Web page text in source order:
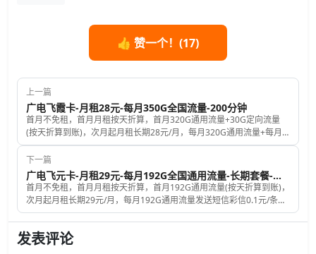
👍 赞一个！(17)
上一篇
广电飞霞卡-月租28元-每月350G全国流量-200分钟
首月不免租，首月月租按天折算，首月320G通用流量+30G定向流量
(按天折算到账)，次月起月租长期28元/月，每月320G通用流量+每月
30G定向流量+每月200分钟免费拨打电话时长，发送短信彩信0.1元/
条，赠送来电显示；号码是随机的，归属地为随机归属地(随机的归属
地对用卡没有任何影响)；收到卡后，自主激活；激活后必须一次性充
值100元。仅限安卓手机且支持NFC功能的用户办理。
下一篇
广电飞元卡-月租29元-每月192G全国通用流量-长期套餐-流量共享
首月不免租，首月月租按天折算，首月192G通用流量(按天折算到账)，
次月起月租长期29元/月，每月192G通用流量发送短信彩信0.1元/条，
赠送来电显示；号码是随机的，归属地为随机归属地(随机的归属地对
用卡没有任何影响)；收到卡后，快递小哥当面为您激活(可与快递预约
激活时间)；激活后必须一次性充值100元。
发表评论